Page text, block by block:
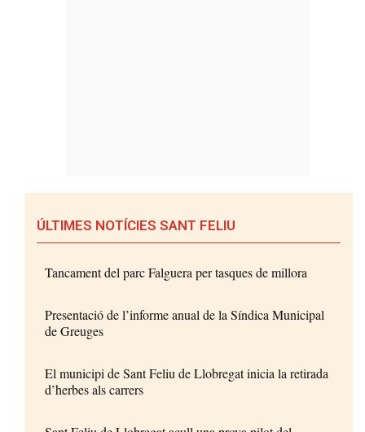
ÚLTIMES NOTÍCIES SANT FELIU
Tancament del parc Falguera per tasques de millora
Presentació de l’informe anual de la Síndica Municipal
de Greuges
El municipi de Sant Feliu de Llobregat inicia la retirada
d’herbes als carrers